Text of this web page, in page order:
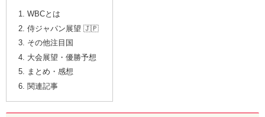
WBCとは
侍ジャパン展望 🇯🇵
その他注目国
大会展望・優勝予想
まとめ・感想
関連記事